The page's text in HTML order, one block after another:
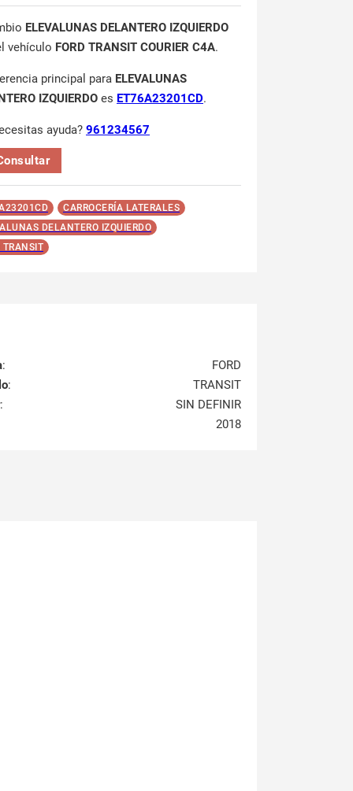
ELEVALUNAS DELANTERO IZQUIERDO
vehículo FORD TRANSIT COURIER C4A.
principal para ELEVALUNAS
IZQUIERDO es ET76A23201CD.
ayuda? 961234567
CARROCERÍA LATERALES
DELANTERO IZQUIERDO
TRANSIT
:
FORD
:
TRANSIT
:
SIN DEFINIR
2018